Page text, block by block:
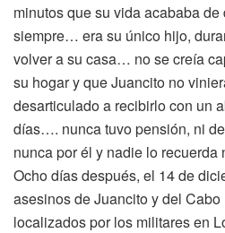
minutos que su vida acababa
siempre… era su único hijo,
volver a su casa… no se creía
su hogar y que Juancito no
desarticulado a recibirlo con un
días…. nunca tuvo pensión, ni
nunca por él y nadie lo recuerda
Ocho días después, el 14 de
asesinos de Juancito y del Cabo
localizados por los militares en